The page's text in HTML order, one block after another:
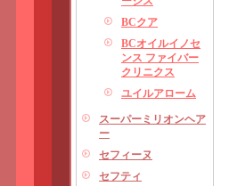
BCクア
BCオイルイノセ
ンス ファイバー
クリニクス
ユイルアローム
スーパーミリオンヘア
ー
セフィーヌ
セフティ